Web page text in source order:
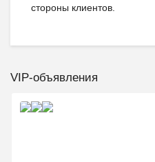
стороны клиентов.
VIP-объявления